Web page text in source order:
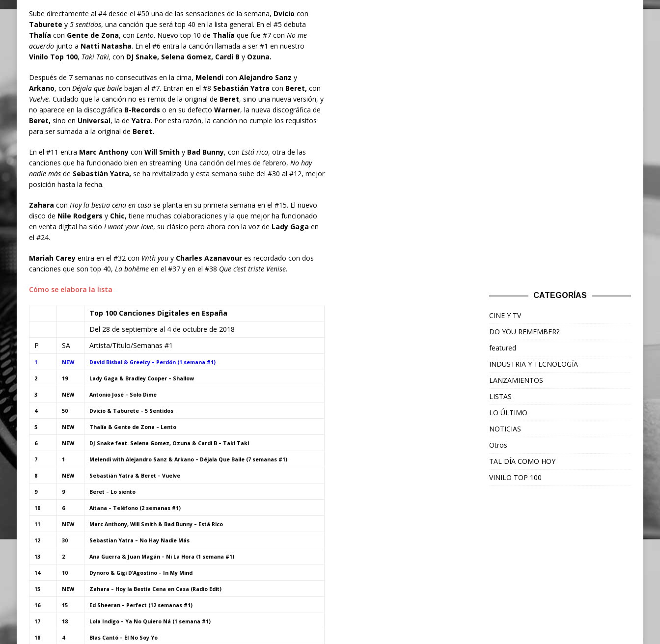
Sube directamente al #4 desde el #50 una de las sensaciones de la semana, Dvicio con
Taburete y 5 sentidos, una canción que será top 40 en la lista general. En el #5 debuta
Thalía con Gente de Zona, con Lento. Nuevo top 10 de Thalía que fue #7 con No me
acuerdojunto a Natti Natasha. En el #6 entra la canción llamada a ser #1 en nuestro
Vinilo Top 100, Taki Taki, con DJ Snake, Selena Gomez, Cardi B y Ozuna.
Después de 7 semanas no consecutivas en la cima, Melendicon Alejandro Sanz y
Arkano, con Déjala que bailebajan al #7. Entran en el #8 Sebastián Yatra con Beret, con
Vuelve. Cuidado que la canción no es remix de la original de Beret, sino una nueva versión, y
no aparece en la discográfica B-Records o en su defecto Warner, la nueva discográfica de
Beret, sino en Universal, la de Yatra. Por esta razón, la canción no cumple los requisitos
para ser sumada a la original de Beret.
En el #11 entra Marc Anthonycon Will Smithy Bad Bunny, con Está rico, otra de las
canciones que ha funcionado bien en streaming. Una canción del mes de febrero, No hay
nadie másde Sebastián Yatra, se ha revitalizado y esta semana sube del #30 al #12, mejor
posición hasta la fecha.
Zahara con Hoy la bestia cena en casase planta en su primera semana en el #15. El nuevo
disco de Nile Rodgers y Chic, tiene muchas colaboraciones y la que mejor ha funcionado
en venta digital ha sido I want your love, su clásico pero ahora con la voz de Lady Gaga en
el #24.
Mariah Careyentra en el #32 con With youy Charles Azanavoures recordado con dos
canciones que son top 40, La bohèmeen el #37 y en el #38 Que c’est triste Venise.
Cómo se elabora la lista
Top 100 Canciones Digitales en España
Del 28 de septiembre al 4 de octubre de 2018
P
SA Artista/Título/Semanas #1
1 NEW David Bisbal & Greeicy – Perdón (1 semana #1)
2 19 Lady Gaga & Bradley Cooper – Shallow
3 NEW Antonio José – Solo Dime
4 50 Dvicio & Taburete – 5 Sentidos
5 NEW Thalía & Gente de Zona – Lento
6 NEW DJ Snake feat. Selena Gomez, Ozuna & Cardi B – Taki Taki
7 1 Melendi with Alejandro Sanz & Arkano – Déjala Que Baile (7 semanas #1)
8 NEW Sebastián Yatra & Beret – Vuelve
9 9 Beret – Lo siento
10 6 Aitana – Teléfono (2 semanas #1)
11 NEW Marc Anthony, Will Smith & Bad Bunny – Está Rico
12 30 Sebastian Yatra – No Hay Nadie Más
13 2 Ana Guerra & Juan Magán – Ni La Hora (1 semana #1)
14 10 Dynoro & Gigi D’Agostino – In My Mind
15 NEW Zahara – Hoy la Bestia Cena en Casa (Radio Edit)
16 15 Ed Sheeran – Perfect (12 semanas #1)
17 18 Lola Indigo – Ya No Quiero Ná (1 semana #1)
18 4 Blas Cantó – Él No Soy Yo
CATEGORÍAS
CINE Y TV
DO YOU REMEMBER?
featured
INDUSTRIA Y TECNOLOGÍA
LANZAMIENTOS
LISTAS
LO ÚLTIMO
NOTICIAS
Otros
TAL DÍA COMO HOY
VINILO TOP 100